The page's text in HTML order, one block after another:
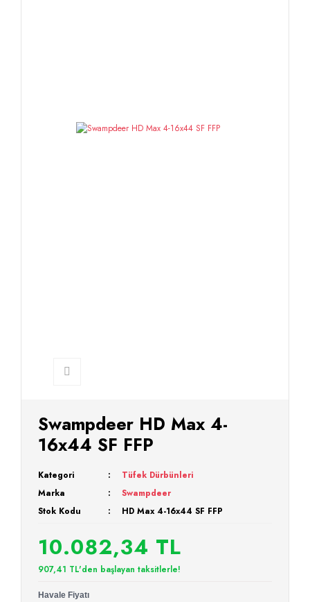
Swampdeer HD Max 4-
16x44 SF FFP
Kategori
Tüfek Dürbünleri
Marka
Swampdeer
Stok Kodu
HD Max 4-16x44 SF FFP
10.082,34 TL
907,41 TL'den başlayan taksitlerle!
Havale Fiyatı